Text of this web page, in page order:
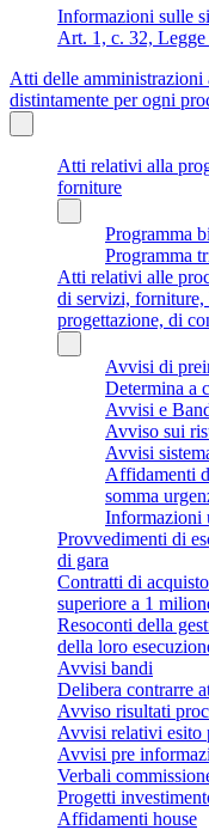
Informazioni sulle
Art. 1, c. 32,
Atti delle
distintamente per ogni
Atti relativi alla
forniture
Programma
Programma
Atti relativi alle
di servizi,
progettazione, di
Avvisi di
Determina a
Avvisi e
Avviso sui
Avvisi
Affidamenti
somma
Informazioni
Provvedimenti di
di gara
Contratti di
superiore a 1
Resoconti della
della loro
Avvisi bandi
Delibera contrarre
Avviso risultati
Avvisi relativi esito
Avvisi pre
Verbali
Progetti
Affidamenti house